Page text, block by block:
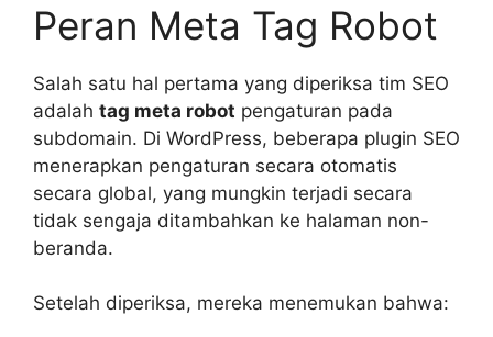
Peran Meta Tag Robot
Salah satu hal pertama yang diperiksa tim SEO
adalah tag meta robot pengaturan pada
subdomain. Di WordPress, beberapa plugin SEO
menerapkan pengaturan secara otomatis
secara global, yang mungkin terjadi secara
tidak sengaja ditambahkan ke halaman non-
beranda.
Setelah diperiksa, mereka menemukan bahwa: